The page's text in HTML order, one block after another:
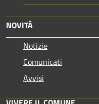
NOVITÀ
Notizie
Comunicati
Avvisi